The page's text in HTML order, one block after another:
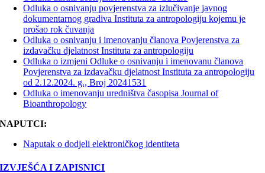
Odluka o osnivanju povjerenstva za izlučivanje javnog
dokumentarnog gradiva Instituta za antropologiju kojemu je
prošao rok čuvanja
Odluka o osnivanju i imenovanju članova Povjerenstva za
izdavačku djelatnost Instituta za antropologiju
Odluka o izmjeni Odluke o osnivanju i imenovanu članova
Povjerenstva za izdavačku djelatnost Instituta za antropologiju
od 2.12.2024. g., Broj 20241531
Odluka o imenovanju uredništva časopisa Journal of
Bioanthropology
NAPUTCI:
Naputak o dodjeli elektroničkog identiteta
IZVJEŠĆA I ZAPISNICI